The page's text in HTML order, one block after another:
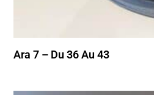
Ara 7 – Du 36 Au 43